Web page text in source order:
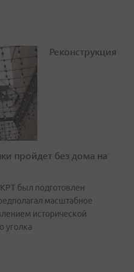
Реконструкция
пройдет без дома на
был подготовлен
масштабное
исторической
уголка